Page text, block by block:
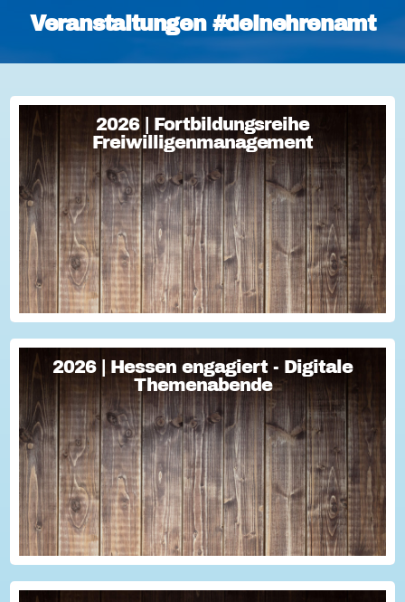
Veranstaltungen #deinehrenamt
2026 | Fortbildungsreihe
Freiwilligenmanagement
2026 | Fortbildungsreihe
Freiwilligenmanagement
Freiwilligenmanagement Kompakt Strategisches
Freiwilligenmanagement und praktische Umsetzung Im Fokus
Teil 1 Für Engagement begeistern: Freiwillige gewinnen Im
Fokus Teil 2 Eine Frage der H...
2026 | Hessen engagiert - Digitale
Themenabende
2026 | Hessen engagiert - Digitale
Themenabende
Sie haben Fragen zum Thema "Versicherung im Ehrenamt"?
Oder wollten schon immer mal lernen, wie man Engagement-
Geschichten für die Öffentlichkeitsarbeit des Vereins
nutzen kann? Dann haben wir da was!...